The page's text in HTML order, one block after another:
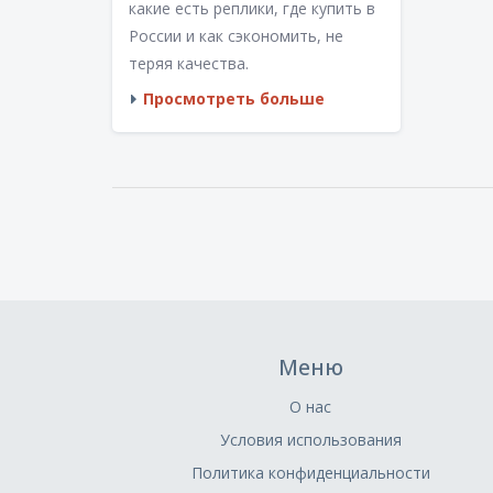
какие есть реплики, где купить в
России и как сэкономить, не
теряя качества.
Просмотреть больше
Меню
О нас
Условия использования
Политика конфиденциальности